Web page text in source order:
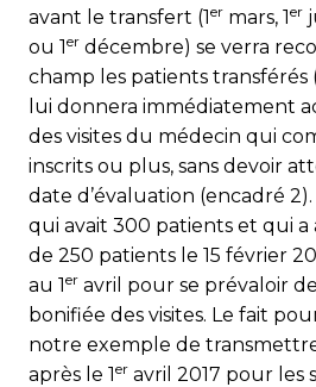
avant le transfert (1er mars, 1er
ou 1er décembre) se verra
champ les patients transférés
lui donnera immédiatement
des visites du médecin qui
inscrits ou plus, sans devoir
date d’évaluation (encadré
qui avait 300 patients et qui
de 250 patients le 15 février
au 1er avril pour se prévaloir
bonifiée des visites. Le fait
notre exemple de
après le 1er avril 2017 pour les